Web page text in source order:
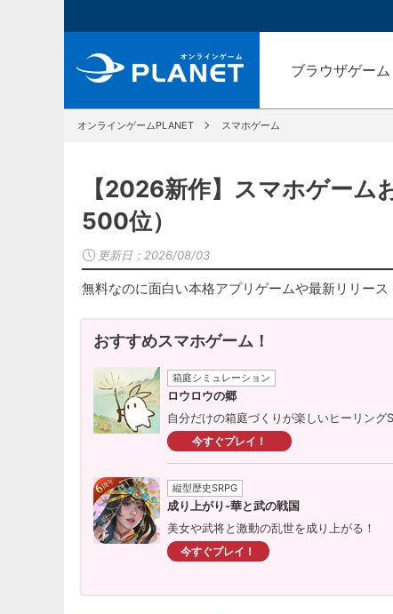
ブラウザゲーム
オンラインゲームPLANET スマホゲーム
【2026新作】スマホゲー
500位）
更新日： 2026/08/03
無料なのに面白い本格アプリゲームや最新リリー
おすすめスマホゲーム！
箱庭シミュレーション
ロウロウの郷
自分だけの箱庭づくりが楽しいヒーリング
今すぐプレイ！
縦型歴史SRPG
成り上がり-華と武の戦国
美女や武将と激動の乱世を成り上がる！
今すぐプレイ！